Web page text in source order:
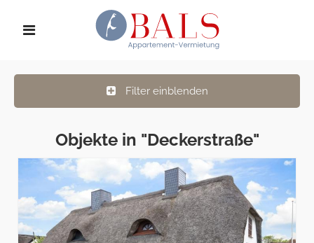
Filter einblenden
Objekte in "Deckerstraße"